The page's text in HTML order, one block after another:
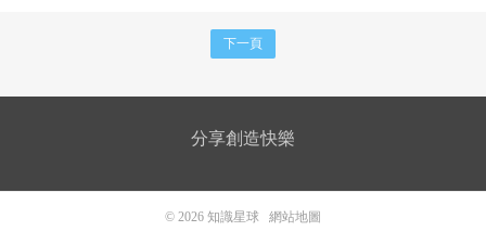
下一頁
分享創造快樂
© 2026 知識星球 網站地圖